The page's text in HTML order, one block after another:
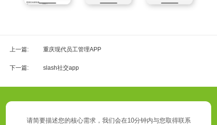
上一篇: 重庆现代员工管理APP
下一篇: slash社交app
请简要描述您的核心需求，我们会在10分钟内与您取得联系